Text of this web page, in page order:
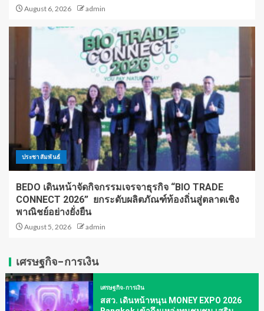
August 6, 2026 admin
ประชาสัมพันธ์
BEDO เดินหน้าจัดกิจกรรมเจรจาธุรกิจ “BIO TRADE
CONNECT 2026” ยกระดับผลิตภัณฑ์ท้องถิ่นสู่ตลาดเชิง
พาณิชย์อย่างยั่งยืน
August 5, 2026 admin
เศรษฐกิจ-การเงิน
เศรษฐกิจ-การเงิน
สสว. เดินหน้าหนุน MONEY EXPO 2026